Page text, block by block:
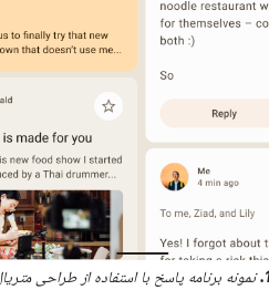
نمونه برنامه پاسخ با استفاده از طراحی متریال